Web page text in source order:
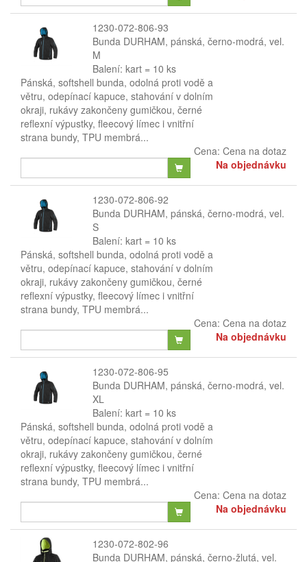
1230-072-806-93
Bunda DURHAM, pánská, černo-modrá, vel.
M
Balení: kart = 10 ks
Pánská, softshell bunda, odolná proti vodě a
větru, odepínací kapuce, stahování v dolním
okraji, rukávy zakončeny gumičkou, černé
reflexní výpustky, fleecový límec i vnitřní
strana bundy, TPU membrá...
Cena: Cena na dotaz
Na objednávku
1230-072-806-92
Bunda DURHAM, pánská, černo-modrá, vel.
S
Balení: kart = 10 ks
Pánská, softshell bunda, odolná proti vodě a
větru, odepínací kapuce, stahování v dolním
okraji, rukávy zakončeny gumičkou, černé
reflexní výpustky, fleecový límec i vnitřní
strana bundy, TPU membrá...
Cena: Cena na dotaz
Na objednávku
1230-072-806-95
Bunda DURHAM, pánská, černo-modrá, vel.
XL
Balení: kart = 10 ks
Pánská, softshell bunda, odolná proti vodě a
větru, odepínací kapuce, stahování v dolním
okraji, rukávy zakončeny gumičkou, černé
reflexní výpustky, fleecový límec i vnitřní
strana bundy, TPU membrá...
Cena: Cena na dotaz
Na objednávku
1230-072-802-96
Bunda DURHAM, pánská, černo-žlutá, vel.